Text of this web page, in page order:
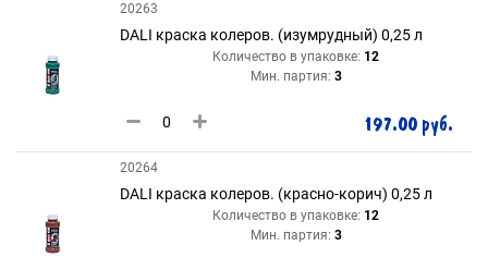
20263
DALI краска колеров. (изумрудный) 0,25 л
Количество в упаковке: 12
Мин. партия: 3
197.00 руб.
20264
DALI краска колеров. (красно-корич) 0,25 л
Количество в упаковке: 12
Мин. партия: 3